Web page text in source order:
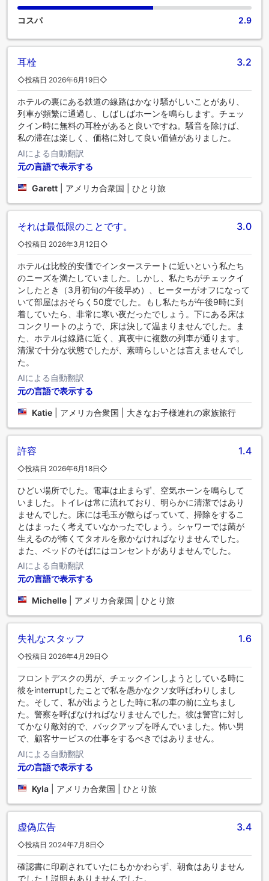
コスパ 2.9
耳栓 3.2
◇投稿日 2026年6月19日◇
ホテルの裏にある鉄道の線路はかなり騒がしいことがあり、
列車が頻繁に通過し、しばしばホーンを鳴らします。チェッ
クイン時に無料の耳栓があると良いですね。騒音を除けば、
私の滞在は楽しく、価格に対して良い価値がありました。
AIによる自動翻訳
元の言語で表示する
Garett アメリカ合衆国 | ひとり旅
それは最低限のことです。 3.0
◇投稿日 2026年3月12日◇
ホテルは比較的安価でインターステートに近いという私たち
のニーズを満たしていました。しかし、私たちがチェックイ
ンしたとき（3月初旬の午後早め）、ヒーターがオフになって
いて部屋はおそらく50度でした。もし私たちが午後9時に到
着していたら、非常に寒い夜だったでしょう。下にある床は
コンクリートのようで、床は決して温まりませんでした。ま
た、ホテルは線路に近く、真夜中に複数の列車が通ります。
清潔で十分な状態でしたが、素晴らしいとは言えませんでし
た。
AIによる自動翻訳
元の言語で表示する
Katie アメリカ合衆国 | 大きなお子様連れの家族旅行
許容 1.4
◇投稿日 2026年6月18日◇
ひどい場所でした。電車は止まらず、空気ホーンを鳴らして
いました。トイレは常に流れており、明らかに清潔ではあり
ませんでした。床には毛玉が散らばっていて、掃除をするこ
とはまったく考えていなかったでしょう。シャワーでは菌が
生えるのが怖くてタオルを敷かなければなりませんでした。
また、ベッドのそばにはコンセントがありませんでした。
AIによる自動翻訳
元の言語で表示する
Michelle アメリカ合衆国 | ひとり旅
失礼なスタッフ 1.6
◇投稿日 2026年4月29日◇
フロントデスクの男が、チェックインしようとしている時に
彼をinterruptしたことで私を愚かなクソ女呼ばわりしまし
た。そして、私が出ようとした時に私の車の前に立ちまし
た。警察を呼ばなければなりませんでした。彼は警官に対し
てかなり敵対的で、バックアップを呼んでいました。怖い男
で、顧客サービスの仕事をするべきではありません。
AIによる自動翻訳
元の言語で表示する
Kyla アメリカ合衆国 | ひとり旅
虚偽広告 3.4
◇投稿日 2024年7月8日◇
確認書に印刷されていたにもかかわらず、朝食はありません
でした！説明もありませんでした。